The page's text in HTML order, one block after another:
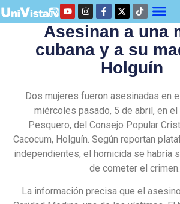
Asesinan a una
cubana y a su
Holguín
Dos mujeres fueron asesinadas en
miércoles pasado, 5 de abril, en el
Pesquero, del Consejo Popular
Cacocum, Holguín. Según reportan
independientes, el homicida se habría
de cometer el crimen.
La información precisa que el